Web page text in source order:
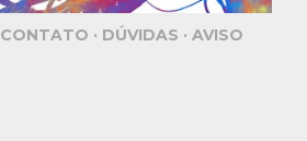
CONTATO DÚVIDAS AVISO